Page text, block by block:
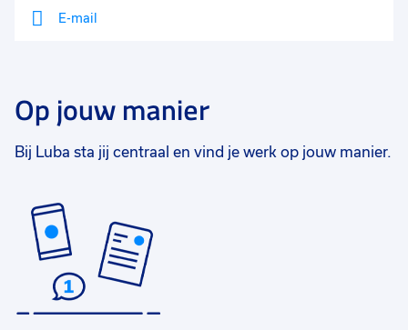
E-mail
Op jouw manier
Bij Luba sta jij centraal en vind je werk op jouw manier.